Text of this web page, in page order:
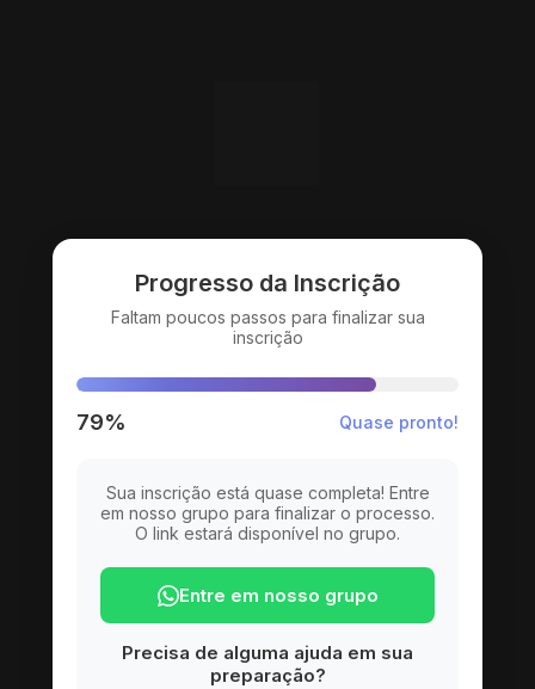
Progresso da Inscrição
Faltam poucos passos para finalizar sua
inscrição
79% Quase pronto!
Sua inscrição está quase completa! Entre
em nosso grupo para finalizar o processo.
O link estará disponível no grupo.
Entre em nosso grupo
Precisa de alguma ajuda em sua
preparação?